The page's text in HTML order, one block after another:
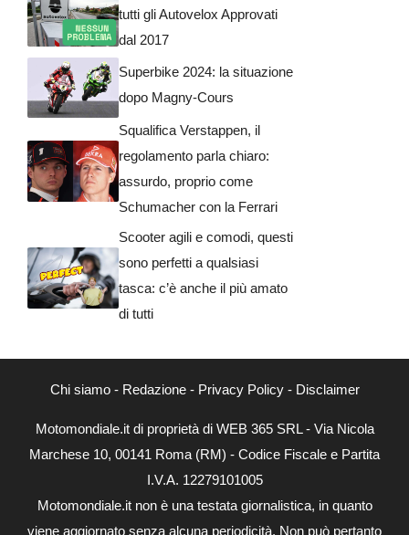
tutti gli Autovelox Approvati
dal 2017
Superbike 2024: la situazione
dopo Magny-Cours
Squalifica Verstappen, il
regolamento parla chiaro:
assurdo, proprio come
Schumacher con la Ferrari
Scooter agili e comodi, questi
sono perfetti a qualsiasi
tasca: c’è anche il più amato
di tutti
Chi siamo- Redazione- Privacy Policy- Disclaimer
Motomondiale.it di proprietà di WEB 365 SRL - Via Nicola
Marchese 10, 00141 Roma (RM) - Codice Fiscale e Partita
I.V.A. 12279101005
Motomondiale.it non è una testata giornalistica, in quanto
viene aggiornato senza alcuna periodicità. Non può pertanto